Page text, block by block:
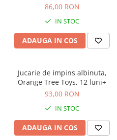
86,00 RON
IN STOC
ADAUGA IN COS
Jucarie de impins albinuta,
Orange Tree Toys, 12 luni+
93,00 RON
IN STOC
ADAUGA IN COS